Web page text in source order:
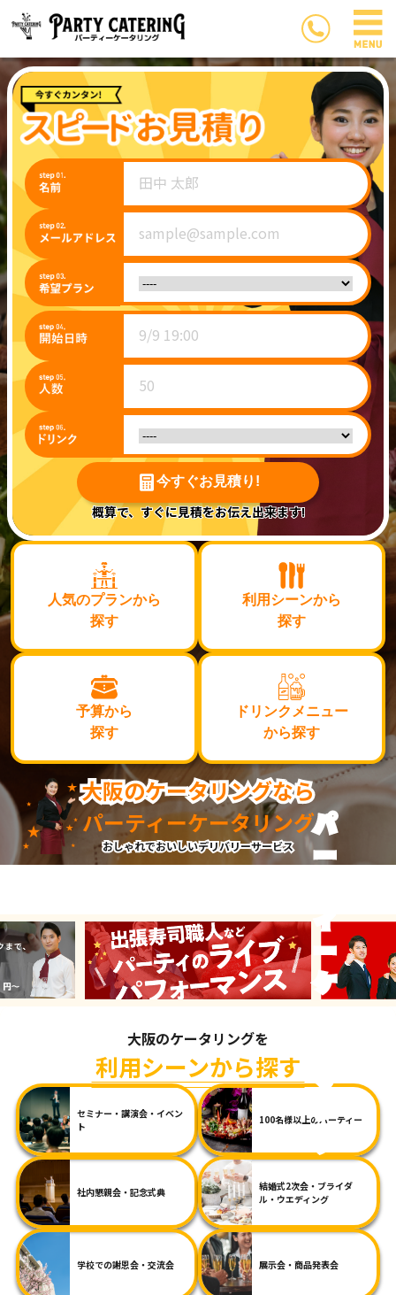
今すぐお見積り!
概算で、すぐに見積をお伝え出来ます!
人気のプランから
探す
利用シーンから
探す
予算から
探す
ドリンクメニュー
から探す
大阪のケータリングなら
パーティーケータリング
おしゃれでおいしいデリバリーサービス
大阪のケータリングを
利用シーンから探す
セミナー・講演会・イベン
ト
100名様以上のパーティー
社内懇親会・記念式典
結婚式2次会・ブライダ
ル・ウエディング
学校での謝恩会・交流会 展示会・商品発表会